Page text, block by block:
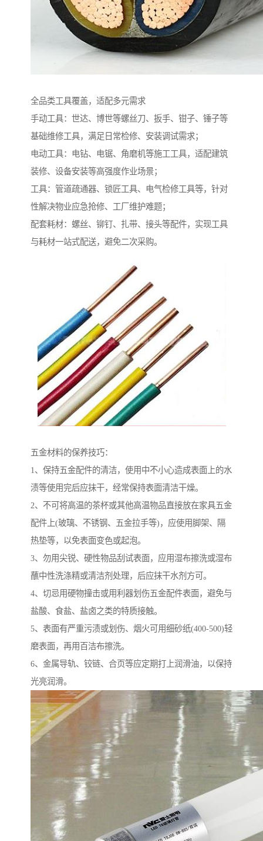
全品类工具覆盖，适配多元需求​
手动工具：世达、博世等螺丝刀、扳手、钳子、锤子等
基础维修工具，满足日常检修、安装调试需求；​
电动工具：电钻、电锯、角磨机等施工工具，适配建筑
装修、设备安装等高强度作业场景；​
工具：管道疏通器、锁匠工具、电气检修工具等，针对
性解决物业应急抢修、工厂维护难题；​
配套耗材：螺丝、铆钉、扎带、接头等配件，实现工具
与耗材一站式配送，避免二次采购。
五金材料的保养技巧：
1、保持五金配件的清洁，使用中不小心造成表面上的水
渍等使用完后应抹干，经常保持表面清洁干燥。
2、不可将高温的茶杯或其他高温物品直接放在家具五金
配件上(玻璃、不锈钢、五金拉手等)，应使用脚架、隔
热垫等，以免表面变色或起泡。
3、勿用尖锐、硬性物品刮试表面，应用湿布擦洗或湿布
蘸中性洗涤精或清洁剂处理，后应抹干水剂方可。
4、切忌用硬物撞击或用利器划伤五金配件表面，避免与
盐酸、食盐、盐卤之类的特质接触。
5、表面有严重污渍或划伤、烟火可用细砂纸(400-500)轻
磨表面，再用百洁布擦洗。
6、金属导轨、铰链、合页等应定期打上润滑油，以保持
光亮润滑。